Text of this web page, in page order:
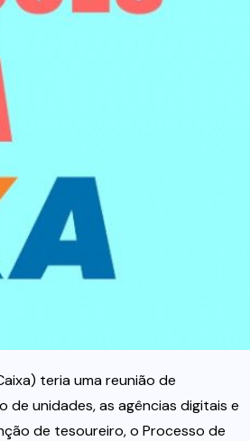
teria uma reunião de
de unidades, as agências digitais e
de tesoureiro, o Processo de